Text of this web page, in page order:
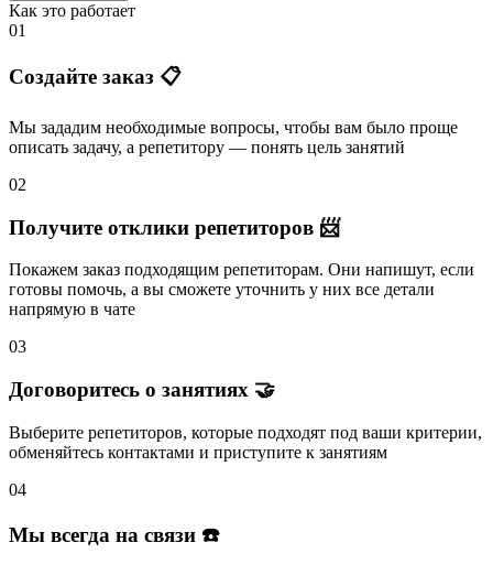
Как это работает
01
Создайте заказ 📋
Мы зададим необходимые вопросы, чтобы вам было проще
описать задачу, а репетитору — понять цель занятий
02
Получите отклики репетиторов 📨
Покажем заказ подходящим репетиторам. Они напишут, если
готовы помочь, а вы сможете уточнить у них все детали
напрямую в чате
03
Договоритесь о занятиях 🤝
Выберите репетиторов, которые подходят под ваши критерии,
обменяйтесь контактами и приступите к занятиям
04
Мы всегда на связи ☎️